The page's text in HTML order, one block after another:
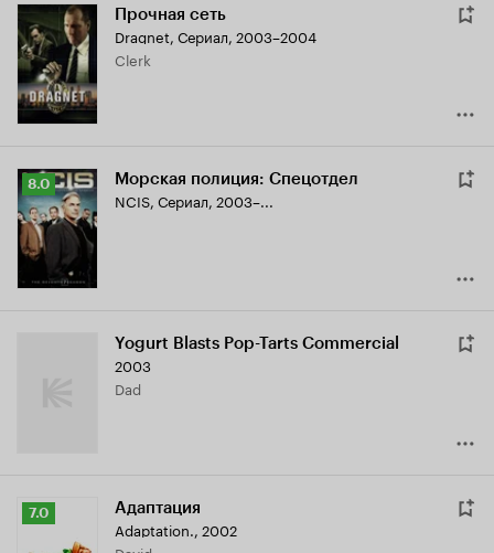
Прочная сеть
Dragnet, Сериал, 2003–2004
Clerk
Рейтинг
Кинопоиска
8.0
8.0 Морская полиция: Спецотдел
NCIS, Сериал, 2003–...
Yogurt Blasts Pop-Tarts Commercial
2003
Dad
Рейтинг
7.0 Адаптация
Adaptation., 2002